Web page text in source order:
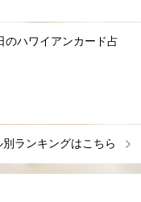
のハワイアンカード占
別ランキングはこちら